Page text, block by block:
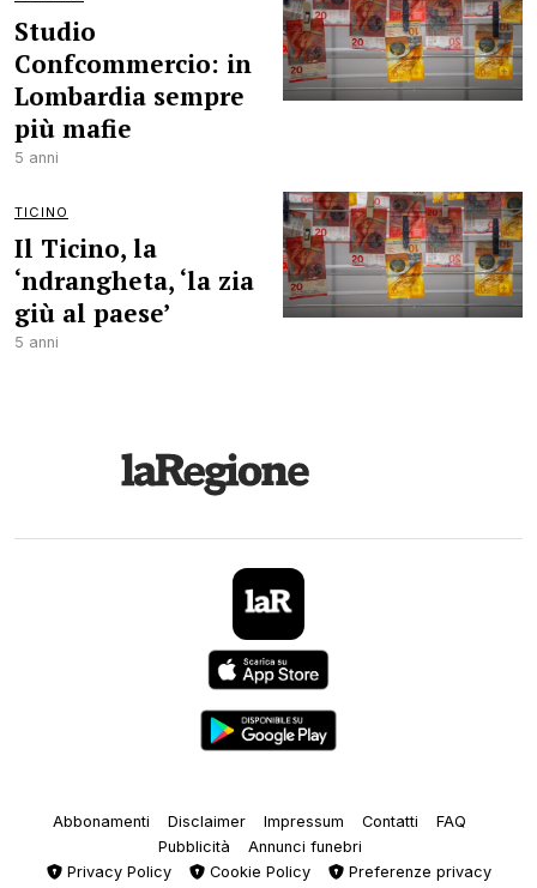
Studio
Confcommercio: in
Lombardia sempre
più mafie
5 anni
TICINO
Il Ticino, la
‘ndrangheta, ‘la zia
giù al paese’
5 anni
Abbonamenti Disclaimer Impressum Contatti
FAQ
Pubblicità
Annunci funebri
Privacy Policy
Cookie Policy Preferenze privacy